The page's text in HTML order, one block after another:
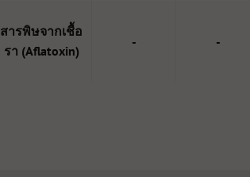
สารพิษจากเชื้อ
รา (Aflatoxin)
- -